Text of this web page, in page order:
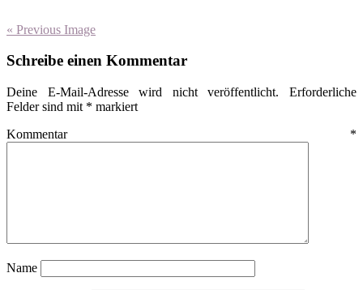
« Previous Image
Schreibe einen Kommentar
Deine E-Mail-Adresse wird nicht veröffentlicht.
Erforderliche
Felder sind mit * markiert
Kommentar *
Name